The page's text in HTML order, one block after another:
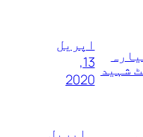
شہید
اپریل
13,
2020